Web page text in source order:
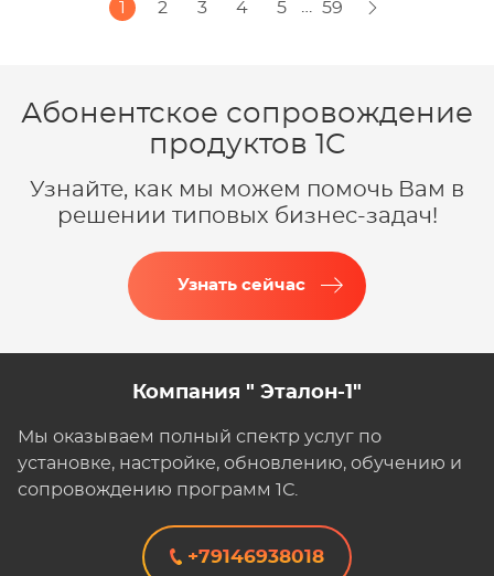
1 2 3 4 5 59
Абонентское сопровождение
продуктов 1C
Узнайте, как мы можем помочь Вам в
решении типовых бизнес-задач!
Узнать сейчас
Компания " Эталон-1"
Мы оказываем полный спектр услуг по
установке, настройке, обновлению, обучению и
сопровождению программ 1С.
+79146938018